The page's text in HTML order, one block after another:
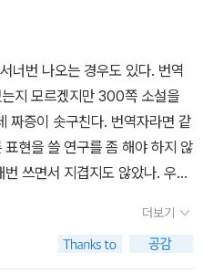
너번 나오는 경우도 있다. 번역
지 모르겠지만 300쪽 소설을
짜증이 솟구친다. 번역자라면 같
현을 쓸 연구를 좀 해야 하지 않
쓰면서 지겹지도 않았나. 우리
더보기